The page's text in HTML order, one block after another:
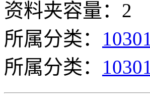
资料夹容量：2
所属分类：
所属分类：